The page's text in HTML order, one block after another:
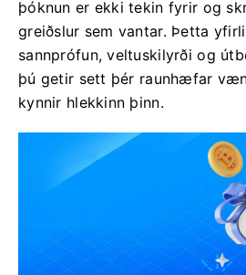
þóknun er ekki tekin fyrir og
greiðslur sem vantar. Þetta
sannprófun, veltuskilyrði og
þú getir sett þér raunhæfar
kynnir hlekkinn þinn.